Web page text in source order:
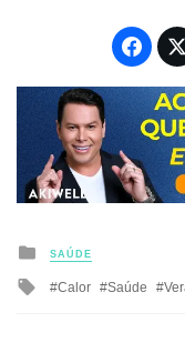
Posted
SAÚDE
Tagged
Calor Saúde